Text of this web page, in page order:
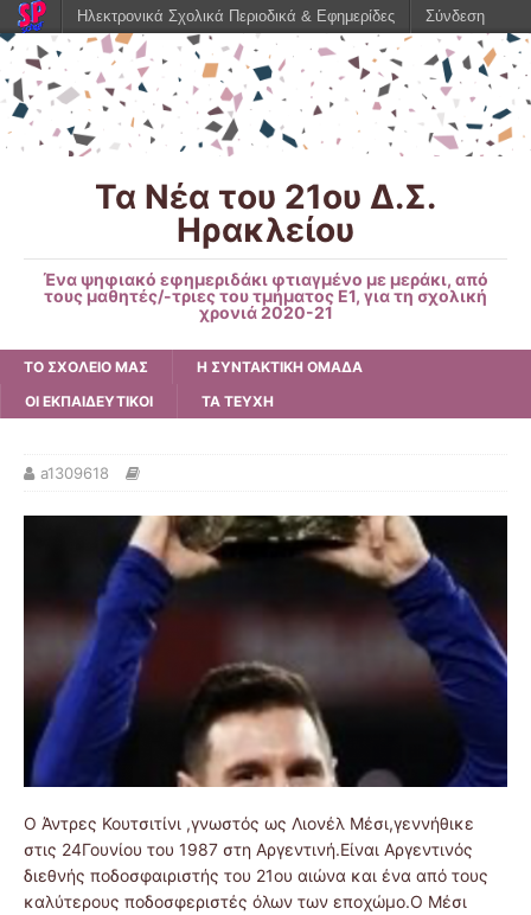
Τα Νέα του 21ου Δ.Σ.
Ηρακλείου
Ένα ψηφιακό εφημεριδάκι φτιαγμένο με μεράκι, από
τους μαθητές/-τριες του τμήματος Ε1, για τη σχολική
χρονιά 2020-21
ΤΟ ΣΧΟΛΕΙΟ ΜΑΣ
Η ΣΥΝΤΑΚΤΙΚΗ ΟΜΑΔΑ
ΟΙ ΕΚΠΑΙΔΕΥΤΙΚΟΙ
ΤΑ ΤΕΥΧΗ
a1309618
Ο Άντρες Κουτσιτίνι ,γνωστός ως Λιονέλ Μέσι,γεννήθικε
στις 24Γουνίου του 1987 στη Αργεντινή.Είναι Αργεντινός
διεθνής ποδοσφαιριστής του 21ου αιώνα και ένα από τους
καλύτερους ποδοσφεριστές όλων των εποχώμο.Ο Μέσι
Ηλεκτρονικά Σχολικά Περιοδικά & Εφημερίδες Σύνδεση